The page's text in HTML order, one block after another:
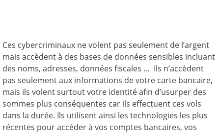
Ces cybercriminaux ne volent pas seulement de l’argent
mais accèdent à des bases de données sensibles incluant
des noms, adresses, données fiscales … Ils n’accèdent
pas seulement aux informations de votre carte bancaire,
mais ils volent surtout votre identité afin d’usurper des
sommes plus conséquentes car ils effectuent ces vols
dans la durée. Ils utilisent ainsi les technologies les plus
récentes pour accéder à vos comptes bancaires, vos